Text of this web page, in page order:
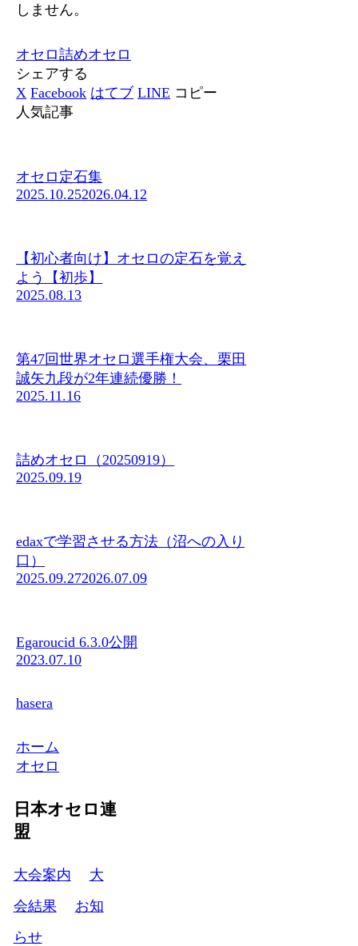
しません。
オセロ詰めオセロ
シェアする
X Facebook はてブ LINE コピー
人気記事
オセロ定石集
2025.10.252026.04.12
【初心者向け】オセロの定石を覚え
よう【初歩】
2025.08.13
第47回世界オセロ選手権大会、栗田
誠矢九段が2年連続優勝！
2025.11.16
詰めオセロ（20250919）
2025.09.19
edaxで学習させる方法（沼への入り
口）
2025.09.272026.07.09
Egaroucid 6.3.0公開
2023.07.10
hasera
ホーム
オセロ
日本オセロ連
盟
大会案内
大
会結果
お知
らせ